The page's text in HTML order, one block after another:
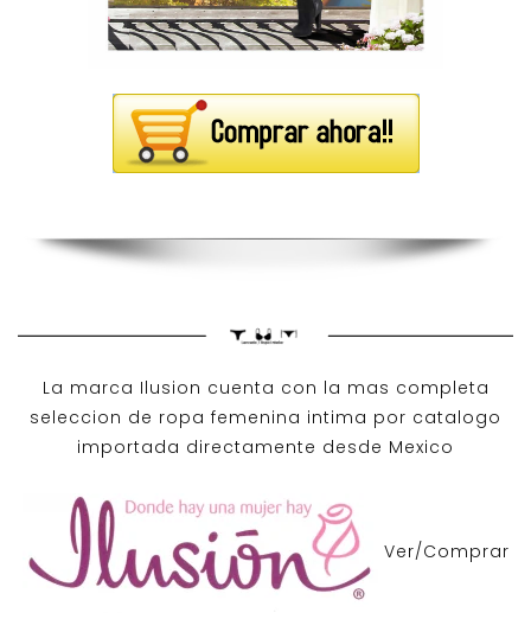
La marca Ilusion cuenta con la mas completa
seleccion de ropa femenina intima por catalogo
importada directamente desde Mexico
Ver/Comprar